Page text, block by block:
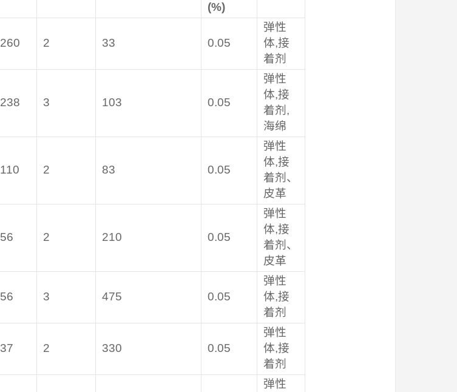
(%)
260 2 33 0.05
弹性
体,接
着剂
238 3 103 0.05
弹性
体,接
着剂,
海绵
110 2 83 0.05
弹性
体,接
着剂、
皮革
56 2 210 0.05
弹性
体,接
着剂、
皮革
56 3 475 0.05
弹性
体,接
着剂
37 2 330 0.05
弹性
体,接
着剂
弹性